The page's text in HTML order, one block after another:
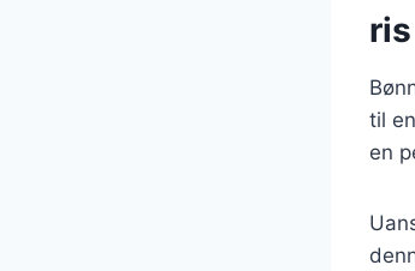
ris
til
en